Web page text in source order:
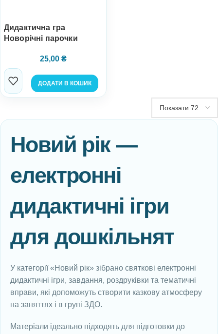
Дидактична гра
Новорічні парочки
25,00 ₴
ДОДАТИ В КОШИК
Новий рік —
електронні
дидактичні ігри
для дошкільнят
У категорії «Новий рік» зібрано святкові електронні
дидактичні ігри, завдання, роздруківки та тематичні
вправи, які допоможуть створити казкову атмосферу
на заняттях і в групі ЗДО.
Матеріали ідеально підходять для підготовки до